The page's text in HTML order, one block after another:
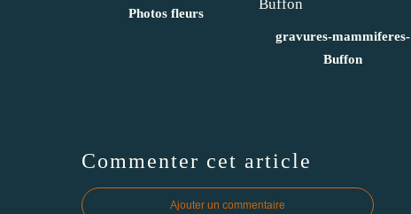
Photos fleurs
gravures-mammiferes-
Buffon
Commenter cet article
Ajouter un commentaire